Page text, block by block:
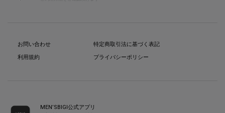
お問い合わせ
利用規約
特定商取引法に基づく表記
プライバシーポリシー
MEN’SBIGI公式アプリ